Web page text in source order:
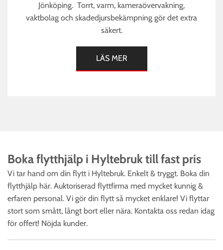
Jönköping. Torrt, varm, kameraövervakning,
vaktbolag och skadedjursbekämpning gör det extra
säkert.
LÄS MER
Boka flytthjälp i Hyltebruk till fast pris‎
Vi tar hand om din flytt i Hyltebruk. Enkelt & tryggt. Boka din
flytthjälp här. Auktoriserad flyttfirma med mycket kunnig &
erfaren personal. Vi gör din flytt så mycket enklare! Vi flyttar
stort som smått, långt bort eller nära. Kontakta oss redan idag
för offert! Nöjda kunder.